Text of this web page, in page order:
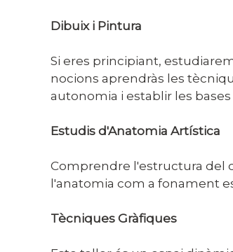
Dibuix i Pintura
Si eres principiant,
nocions aprendràs les
autonomia i establir les
Estudis d'Anatomia Artística
Comprendre l'estructura del
l'anatomia com a fonament
Tècniques Gràfiques